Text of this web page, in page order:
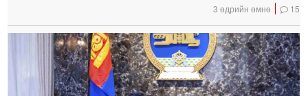
3 өдрийн өмнө 15